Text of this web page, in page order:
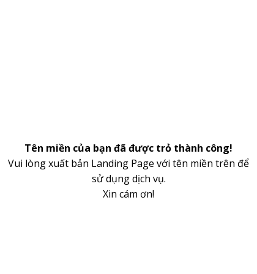
Tên miền của bạn đã được trỏ thành công!
Vui lòng xuất bản Landing Page với tên miền trên để
sử dụng dịch vụ.
Xin cám ơn!